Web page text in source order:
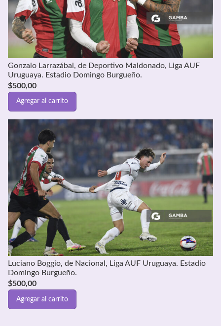
Gonzalo Larrazábal, de Deportivo Maldonado, Liga AUF
Uruguaya. Estadio Domingo Burgueño.
$500,00
Agregar al carrito
Luciano Boggio, de Nacional, Liga AUF Uruguaya. Estadio
Domingo Burgueño.
$500,00
Agregar al carrito